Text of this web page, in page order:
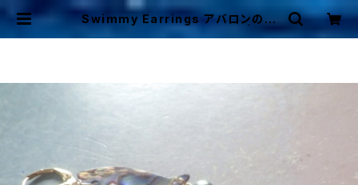
Swimmy Earrings アバロンのお
魚ちゃんと淡水パールのピアス | Mer